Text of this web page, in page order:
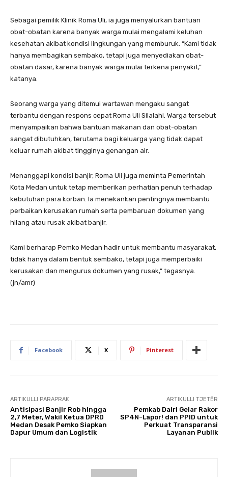
Sebagai pemilik Klinik Roma Uli, ia juga menyalurkan bantuan
obat-obatan karena banyak warga mulai mengalami keluhan
kesehatan akibat kondisi lingkungan yang memburuk. “Kami tidak
hanya membagikan sembako, tetapi juga menyediakan obat-
obatan dasar, karena banyak warga mulai terkena penyakit,”
katanya.
Seorang warga yang ditemui wartawan mengaku sangat
terbantu dengan respons cepat Roma Uli Silalahi. Warga tersebut
menyampaikan bahwa bantuan makanan dan obat-obatan
sangat dibutuhkan, terutama bagi keluarga yang tidak dapat
keluar rumah akibat tingginya genangan air.
Menanggapi kondisi banjir, Roma Uli juga meminta Pemerintah
Kota Medan untuk tetap memberikan perhatian penuh terhadap
kebutuhan para korban. Ia menekankan pentingnya membantu
perbaikan kerusakan rumah serta pembaruan dokumen yang
hilang atau rusak akibat banjir.
Kami berharap Pemko Medan hadir untuk membantu masyarakat,
tidak hanya dalam bentuk sembako, tetapi juga memperbaiki
kerusakan dan mengurus dokumen yang rusak,” tegasnya.
(jn/amr)
Facebook X Pinterest
ARTIKULLI PARAPRAK
Antisipasi Banjir Rob hingga
2,7 Meter, Wakil Ketua DPRD
Medan Desak Pemko Siapkan
Dapur Umum dan Logistik
ARTIKULLI TJETËR
Pemkab Dairi Gelar Rakor
SP4N-Lapor! dan PPID untuk
Perkuat Transparansi
Layanan Publik